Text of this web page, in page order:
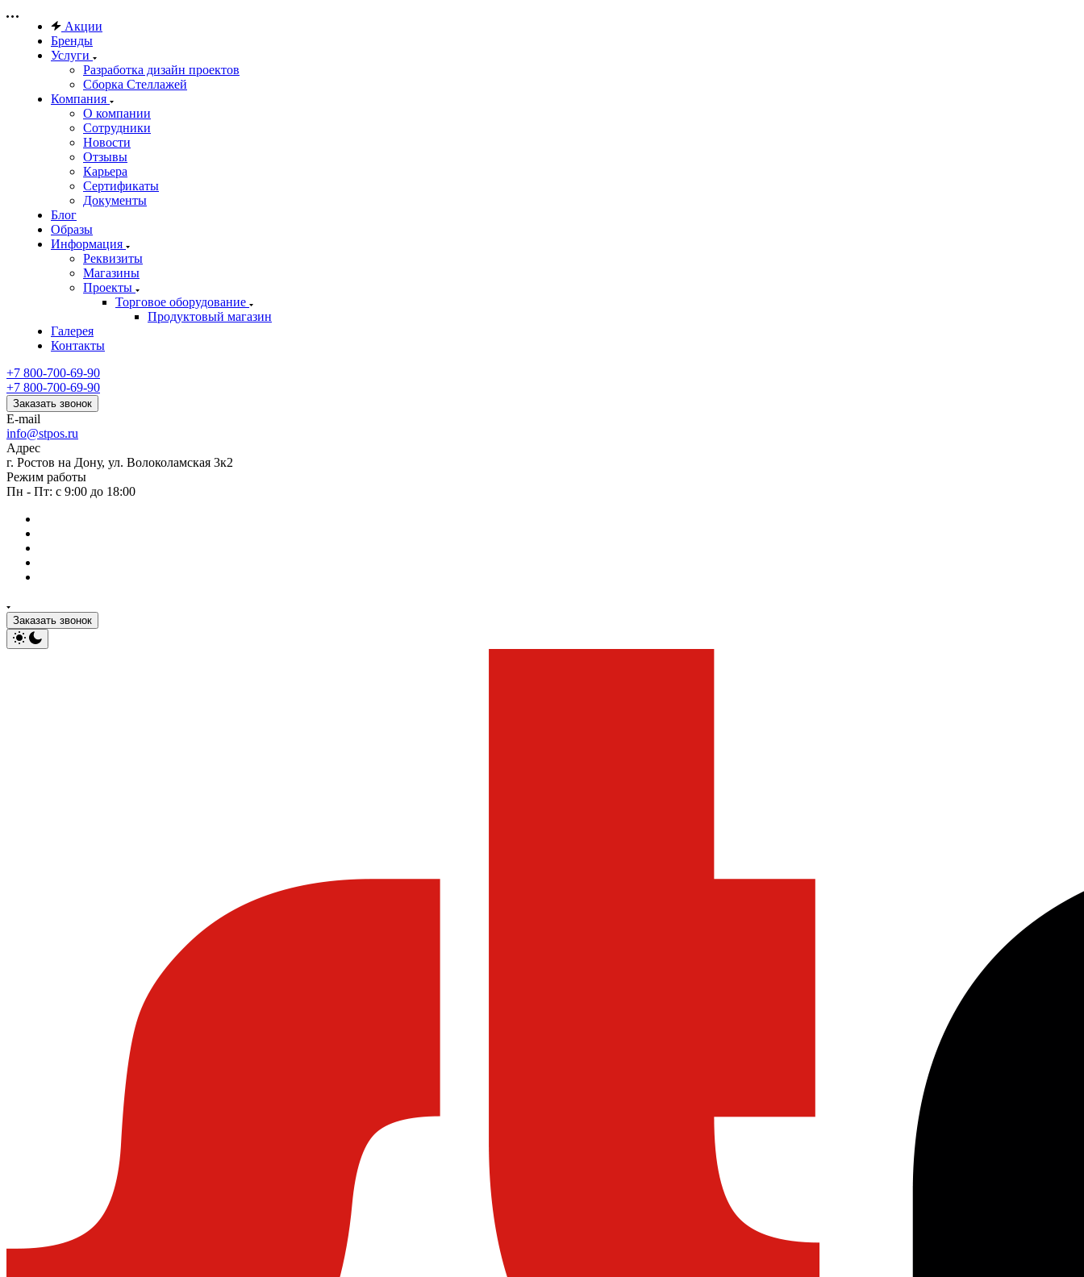
Акции
Бренды
Услуги
Разработка дизайн проектов
Сборка Стеллажей
Компания
О компании
Сотрудники
Новости
Отзывы
Карьера
Сертификаты
Документы
Блог
Образы
Информация
Реквизиты
Магазины
Проекты
Торговое оборудование
Продуктовый магазин
Галерея
Контакты
+7 800-700-69-90
+7 800-700-69-90
Заказать звонок
E-mail
info@stpos.ru
Адрес
г. Ростов на Дону, ул. Волоколамская 3к2
Режим работы
Пн - Пт: с 9:00 до 18:00
Заказать звонок